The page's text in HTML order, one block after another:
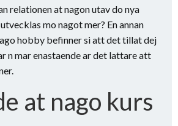
relationen at nagon utav do nya
mo nagot mer? En annan
hobby befinner si att det tillat dej
n mar enastaende ar det lattare att
at nago kurs